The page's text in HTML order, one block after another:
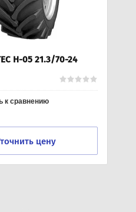
H-05 21.3/70-24
к сравнению
цену